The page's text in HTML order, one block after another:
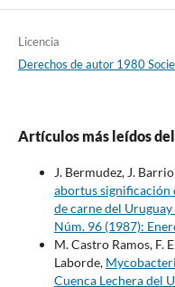
Licencia
Derechos de autor 1980
Artículos más leídos
J. Bermudez, J.
abortus significación
de carne del Uruguay
Núm. 96 (1987):
M. Castro Ramos, F.
Laborde,
Cuenca Lechera del